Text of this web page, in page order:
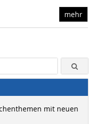
mehr
mit neuen